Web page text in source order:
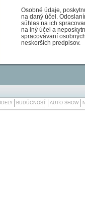
Osobné údaje,
na daný účel.
súhlas na ich
na iný účel a
spracovávaní
neskorších predpisov.
BUDÚCNOSŤ AUTO SHOW